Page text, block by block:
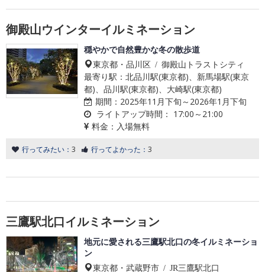
御殿山ウインターイルミネーション
穏やかで自然豊かな冬の散歩道
東京都・品川区 / 御殿山トラストシティ
最寄り駅：北品川駅(東京都)、新馬場駅(東京
都)、品川駅(東京都)、大崎駅(東京都)
期間： 2025年11月下旬～2026年1月下旬
ライトアップ時間： 17:00～21:00
料金： 入場無料
行ってみたい： 3 行ってよかった： 3
三鷹駅北口イルミネーション
地元に愛される三鷹駅北口の冬イルミネーショ
ン
東京都・武蔵野市 / JR三鷹駅北口